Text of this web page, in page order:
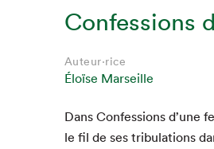
Confessions
Auteur·rice
Éloïse Marseille
Dans Con­fes­sions d’une
le fil de ses tribu­la­tions